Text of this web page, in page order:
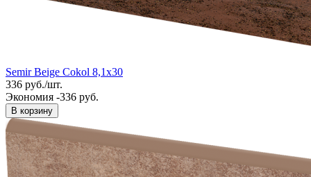
Semir Beige Cokol 8,1x30
336 руб./шт.
Экономия -336 руб.
В корзину